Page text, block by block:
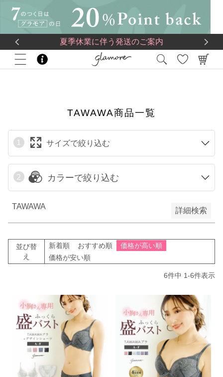
夏季休業に伴う発送のご案内
HOME TAWAWA商品一覧
TAWAWA商品一覧
サイズで絞り込む
カラーで絞り込む
TAWAWA 詳細検索
限定
翌日発送
在庫なし商品を表示しない
予約商品 予約商品のみを表示
検索
並び替
え
新着順 おすすめ順
価格が高い順
価格が安い順
6件中 1-6件表示